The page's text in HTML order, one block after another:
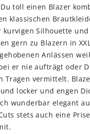
toll einen Blazer
klassischen
kurvigen Silhouette
gern zu Blazern in
Anlässen
er nie aufträgt oder
Tragen vermittelt.
locker und engen
wunderbar elegant
stets auch eine